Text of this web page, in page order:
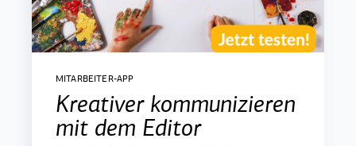
MITARBEITER-APP
Kreativer kommunizieren
mit dem Editor